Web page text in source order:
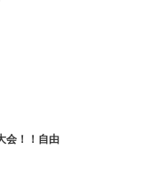
会！！自由